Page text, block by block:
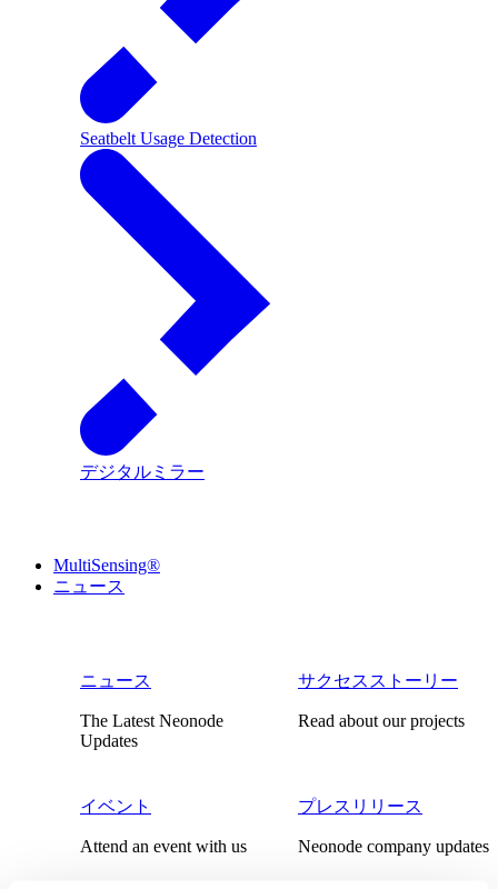
Seatbelt Usage Detection
デジタルミラー
MultiSensing®
ニュース
ニュース
The Latest Neonode
Updates
サクセスストーリー
Read about our projects
イベント
Attend an event with us
プレスリリース
Neonode company updates